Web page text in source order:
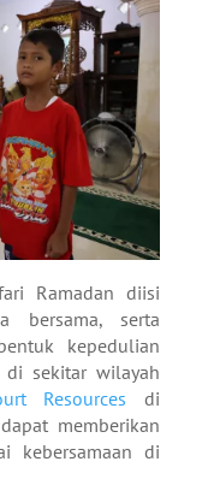
Ramadan diisi
bersama, serta
kepedulian
di sekitar wilayah
Resources di
memberikan
kebersamaan di